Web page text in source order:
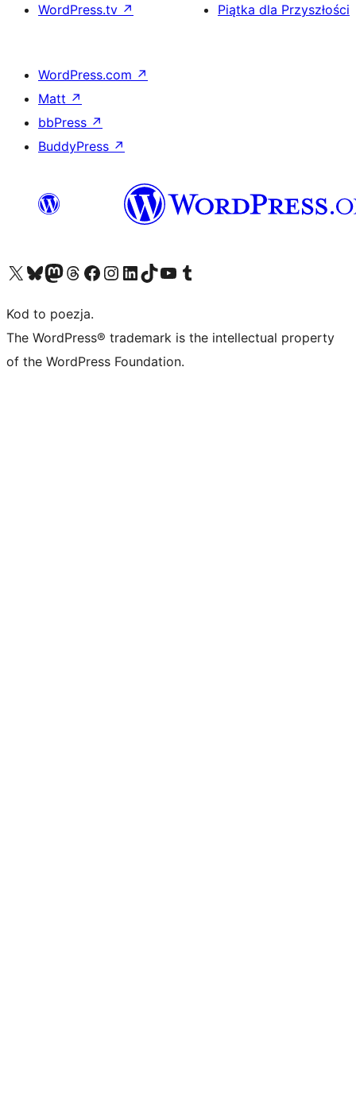
WordPress.tv ↗
Piątka dla Przyszłości
WordPress.com ↗
Matt ↗
bbPress ↗
BuddyPress ↗
Odwiedź nasze konto X (dawniej Twitter)
Odwiedź nasze konto Bluesky
Odwiedź nasze konto na Mastodoncie
Odwiedź naszego Threadsa
Odwiedź naszego Facebooka
Odwiedź nasze konto na Instagramie
Odwiedź nasze konto na LinkedIn
Odwiedź naszego TikToka
Odwiedź nasz kanał YouTube
Odwiedź naszego Tumblra
Kod to poezja.
The WordPress® trademark is the intellectual property
of the WordPress Foundation.